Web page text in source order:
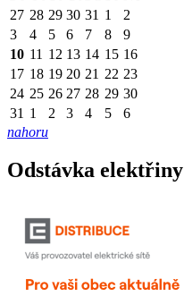
27 28 29 30 31 1
2
3
4 5 6 7 8
9
10 11 12 13 14 15 16
17 18 19 20 21 22 23
24 25 26 27 28 29 30
31 1 2 3 4 5
6
nahoru
Odstávka elektřiny